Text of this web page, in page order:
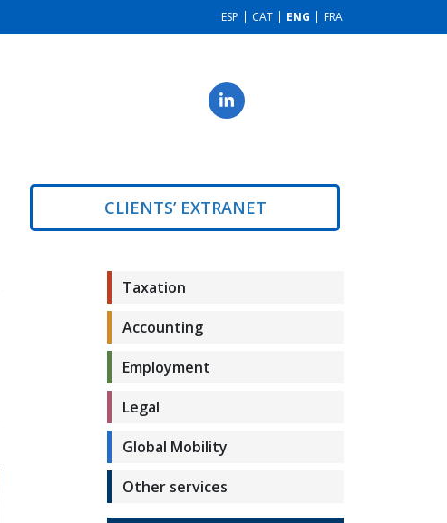
ESP CAT ENG FRA
CLIENTS’ EXTRANET
Taxation
Accounting
Employment
Legal
Global Mobility
Other services